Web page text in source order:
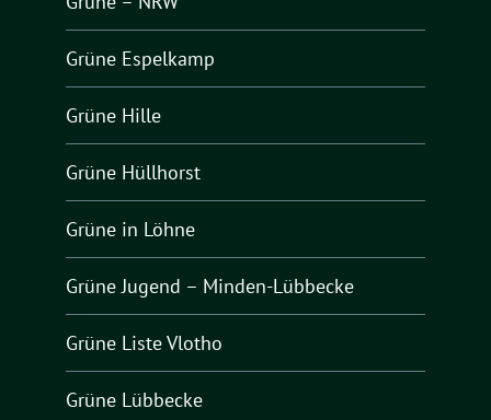
Grüne Espelkamp
Grüne Hille
Grüne Hüllhorst
Grüne in Löhne
Grüne Jugend – Minden-Lübbecke
Grüne Liste Vlotho
Grüne Lübbecke